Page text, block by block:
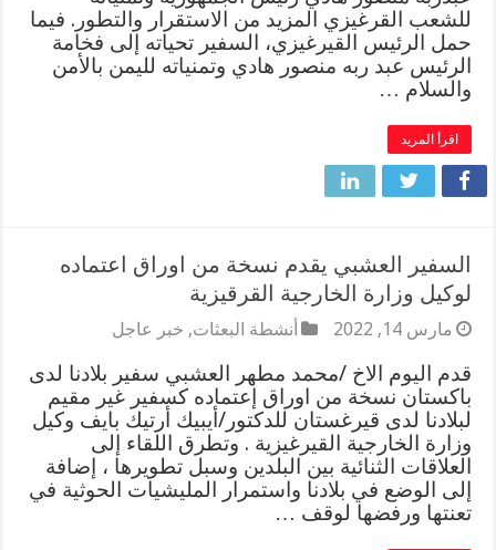
للشعب القرغيزي المزيد من الاستقرار والتطور. فيما
حمل الرئيس القيرغيزي، السفير تحياته إلى فخامة
الرئيس عبد ربه منصور هادي وتمنياته لليمن بالأمن
والسلام …
اقرأ المزيد
السفير العشبي يقدم نسخة من اوراق اعتماده
لوكيل وزارة الخارجية القرقيزية
مارس 14, 2022 أنشطة البعثات, خبر عاجل
قدم اليوم الاخ /محمد مطهر العشبي سفير بلادنا لدى
باكستان نسخة من اوراق إعتماده كسفير غير مقيم
لبلادنا لدى قيرغستان للدكتور/أيبيك أرتيك بايف وكيل
وزارة الخارجية القيرغيزية . وتطرق اللقاء إلى
العلاقات الثنائية بين البلدين وسبل تطويرها ، إضافة
إلى الوضع في بلادنا واستمرار المليشيات الحوثية في
تعنتها ورفضها لوقف …